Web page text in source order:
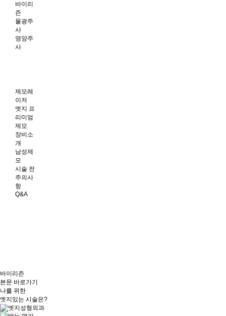
바이리
즌
물광주
사
영양주
사
제모레
이저
엣지 프
리미엄
제모
장비소
개
남성제
모
시술 전
주의사
항
Q&A
바이리즌
본문 바로가기
나를 위한
엣지 있는 시술은?